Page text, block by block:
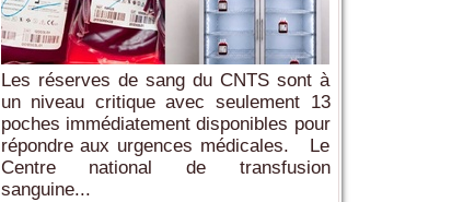
Les réserves de sang du CNTS sont à
un niveau critique avec seulement 13
poches immédiatement disponibles pour
répondre aux urgences médicales. Le
Centre national de transfusion
sanguine...